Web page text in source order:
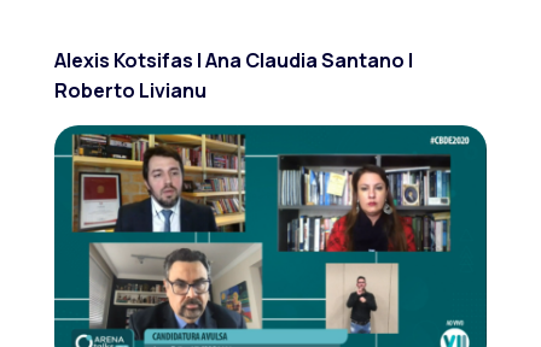
Alexis Kotsifas | Ana Claudia Santano |
Roberto Livianu